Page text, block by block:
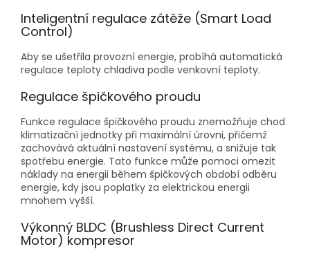
Inteligentní regulace zátěže (Smart Load
Control)
Aby se ušetřila provozní energie, probíhá automatická
regulace teploty chladiva podle venkovní teploty.
Regulace špičkového proudu
Funkce regulace špičkového proudu znemožňuje chod
klimatizační jednotky při maximální úrovni, přičemž
zachovává aktuální nastavení systému, a snižuje tak
spotřebu energie. Tato funkce může pomoci omezit
náklady na energii během špičkových období odběru
energie, kdy jsou poplatky za elektrickou energii
mnohem vyšší.
Výkonný BLDC (Brushless Direct Current
Motor) kompresor